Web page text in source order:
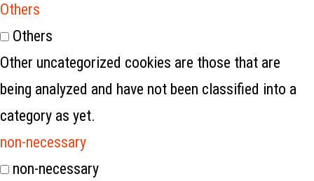
Others
Others
Other uncategorized cookies are those that are
being analyzed and have not been classified into a
category as yet.
non-necessary
non-necessary